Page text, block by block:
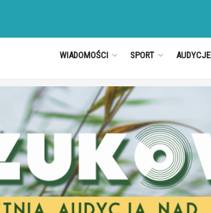
WIADOMOŚCI SPORT AUDYCJE